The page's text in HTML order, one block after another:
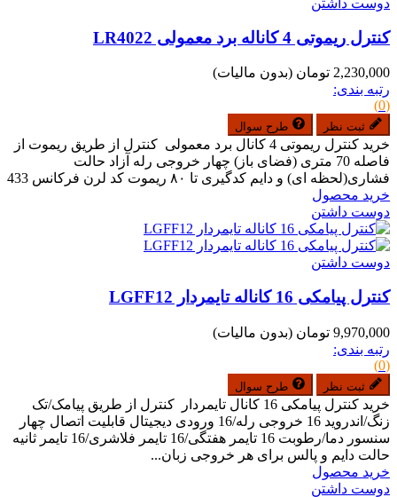
دوست داشتن
کنترل ریموتی 4 کاناله برد معمولی LR4022
2,230,000 تومان
(بدون مالیات)
رتبه بندی:
(0)
ثبت نظر طرح سوال
خرید کنترل ریموتی 4 کانال برد معمولی کنترل از طریق ریموت از
فاصله 70 متری (فضای باز) چهار خروجی رله آزاد حالت
فشاری(لحظه ای) و دایم کدگیری تا ۸۰ ریموت کد لرن فرکانس 433
خرید محصول
دوست داشتن
دوست داشتن
کنترل پیامکی 16 کاناله تایمردار LGFF12
9,970,000 تومان
(بدون مالیات)
رتبه بندی:
(0)
ثبت نظر طرح سوال
خرید کنترل پیامکی 16 کانال تایمردار کنترل از طریق پیامک/تک
زنگ/اندروید 16 خروجی رله/16 ورودی دیجیتال قابلیت اتصال چهار
سنسور دما/رطوبت 16 تایمر هفتگی/16 تایمر فلاشری/16 تایمر ثانیه
حالت دایم و پالس برای هر خروجی زبان...
خرید محصول
دوست داشتن